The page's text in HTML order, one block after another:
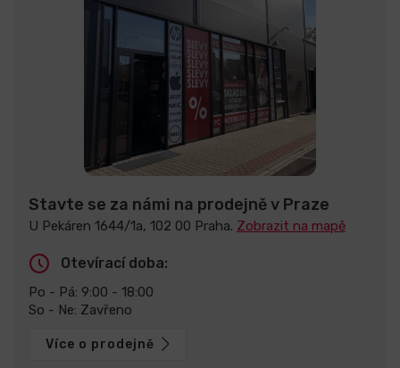
Stavte se za námi na prodejně v Praze
U Pekáren 1644/1a, 102 00 Praha. Zobrazit na mapě
Otevírací doba:
Po - Pá: 9:00 - 18:00
So - Ne: Zavřeno
Více o prodejně